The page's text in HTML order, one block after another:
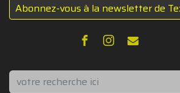
Abonnez-vous à la newsletter de
Rechercher